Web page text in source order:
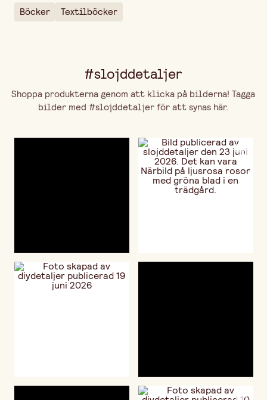
Böcker Textilböcker
#slojddetaljer
Shoppa produkterna genom att klicka på bilderna! Tagga
bilder med #slojddetaljer för att synas här.